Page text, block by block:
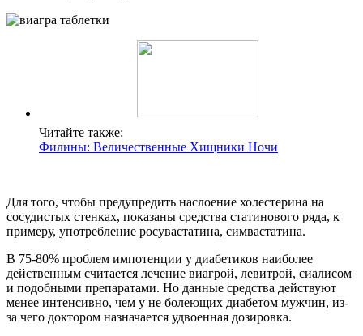
Читайте также:
Филины: Величественные Хищники Ночи
Для того, чтобы предупредить наслоение холестерина на
сосудистых стенках, показаны средства статинового ряда, к
примеру, употребление росувастатина, симвастатина.
В 75-80% проблем импотенции у диабетиков наиболее
действенным считается лечение виагрой, левитрой, сиалисом
и подобными препаратами. Но данные средства действуют
менее интенсивно, чем у не болеющих диабетом мужчин, из-
за чего доктором назначается удвоенная дозировка.